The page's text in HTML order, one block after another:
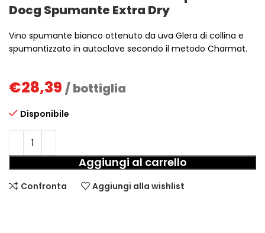
Docg Spumante Extra Dry
Vino spumante bianco ottenuto da uva Glera di collina e
spumantizzato in autoclave secondo il metodo Charmat.
€28,39 / bottiglia
Disponibile
Aggiungi al carrello
Confronta Aggiungi alla wishlist